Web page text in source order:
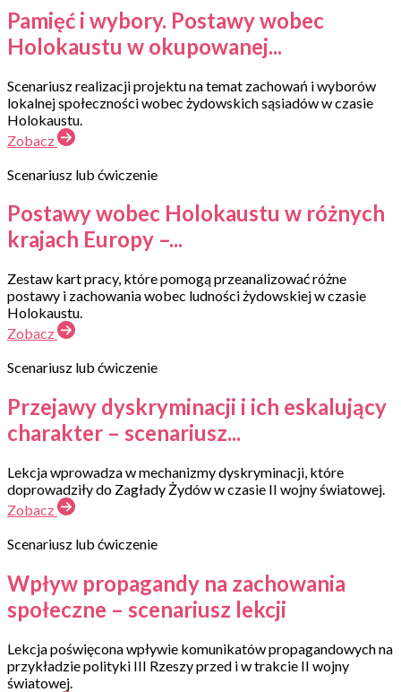
Pamięć i wybory. Postawy wobec
Holokaustu w okupowanej...
Scenariusz realizacji projektu na temat zachowań i wyborów
lokalnej społeczności wobec żydowskich sąsiadów w czasie
Holokaustu.
Zobacz
Scenariusz lub ćwiczenie
Postawy wobec Holokaustu w różnych
krajach Europy –...
Zestaw kart pracy, które pomogą przeanalizować różne
postawy i zachowania wobec ludności żydowskiej w czasie
Holokaustu.
Zobacz
Scenariusz lub ćwiczenie
Przejawy dyskryminacji i ich eskalujący
charakter – scenariusz...
Lekcja wprowadza w mechanizmy dyskryminacji, które
doprowadziły do Zagłady Żydów w czasie II wojny światowej.
Zobacz
Scenariusz lub ćwiczenie
Wpływ propagandy na zachowania
społeczne – scenariusz lekcji
Lekcja poświęcona wpływie komunikatów propagandowych na
przykładzie polityki III Rzeszy przed i w trakcie II wojny
światowej.